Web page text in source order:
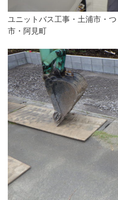
ユニットバス工事・土浦市・
市・阿見町